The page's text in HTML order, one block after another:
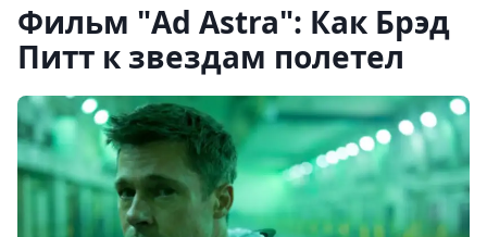
Фильм "Ad Astra": Как Брэд
Питт к звездам полетел